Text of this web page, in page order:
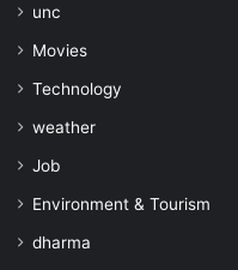
unc
Movies
Technology
weather
Job
Environment & Tourism
dharma